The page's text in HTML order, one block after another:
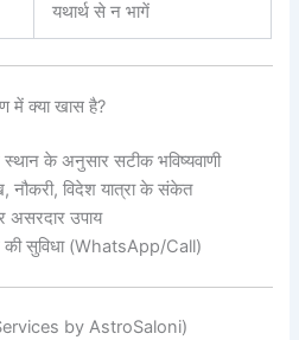
यथार्थ से न भागें
में क्या खास है?
के अनुसार सटीक भविष्यवाणी
नौकरी, विदेश यात्रा के संकेत
असरदार उपाय
सुविधा (WhatsApp/Call)
by AstroSaloni)